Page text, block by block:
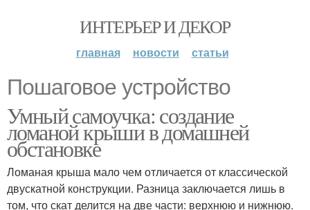
ИНТЕРЬЕР И ДЕКОР
главная новости статьи
Пошаговое устройство
Умный самоучка: создание
ломаной крыши в домашней
обстановке
Ломаная крыша мало чем отличается от классической
двускатной конструкции. Разница заключается лишь в
том, что скат делится на две части: верхнюю и нижнюю.